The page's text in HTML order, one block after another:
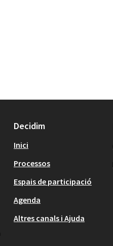
Decidim
Inici
Processos
Espais de participació
Agenda
Altres canals i Ajuda